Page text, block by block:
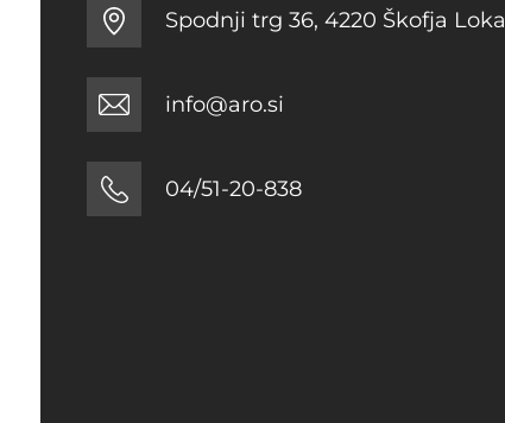
Spodnji trg 36, 4220 Škofja Loka
info@aro.si
04/51-20-838